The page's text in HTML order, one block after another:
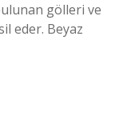
gölleri ve
eder. Beyaz